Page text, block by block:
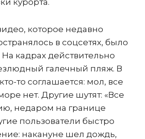
которое недавно
в соцсетях, было
На кадрах действительно
галечный пляж. В
то соглашается: мол, все
нет. Другие шутят: «Все
недаром на границе
пользователи быстро
накануне шел дождь,